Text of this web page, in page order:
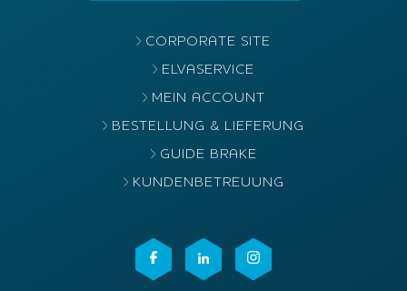
CORPORATE SITE
ELVASERVICE
MEIN ACCOUNT
BESTELLUNG & LIEFERUNG
GUIDE BRAKE
KUNDENBETREUUNG